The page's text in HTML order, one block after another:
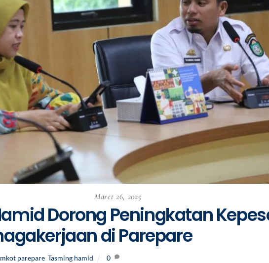
Maret 26, 2025
Dorong Peningkatan
di Parepare
parepare ,Tasming hamid 0